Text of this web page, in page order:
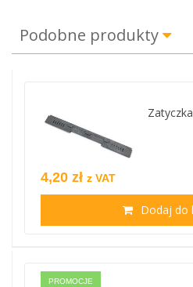
Podobne produkty
4,20 zł z VAT
Dodaj do
PROMOCJE